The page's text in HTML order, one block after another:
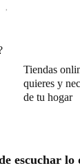
Tiendas
quieres y
de tu hogar
escuchar lo